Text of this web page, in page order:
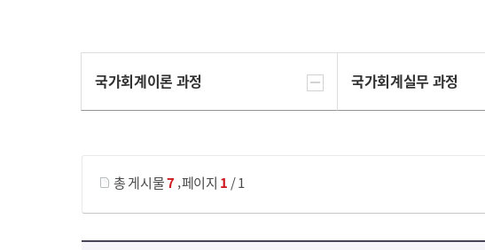
국가회계이론 과정 국가회계실무 과정
총 게시물7,페이지 1 / 1
국가회계의 활용 과정 목록 으로 번호, 제목, 작성자, 조회수, 등록 일로 나열 되고 있습니다.